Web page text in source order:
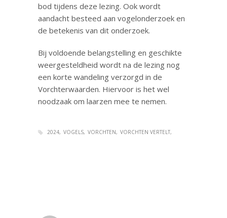
bod tijdens deze lezing. Ook wordt
aandacht besteed aan vogelonderzoek en
de betekenis van dit onderzoek.
Bij voldoende belangstelling en geschikte
weergesteldheid wordt na de lezing nog
een korte wandeling verzorgd in de
Vorchterwaarden. Hiervoor is het wel
noodzaak om laarzen mee te nemen.
2024 VOGELS VORCHTEN VORCHTEN VERTELT